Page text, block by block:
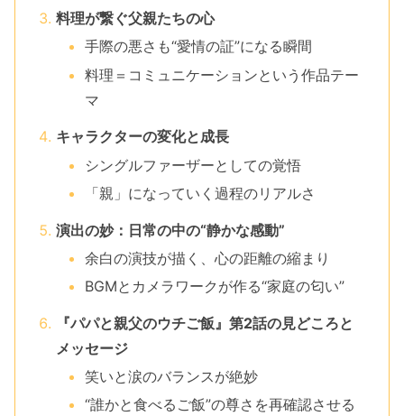
料理が繋ぐ父親たちの心
手際の悪さも“愛情の証”になる瞬間
料理＝コミュニケーションという作品テー
マ
キャラクターの変化と成長
シングルファーザーとしての覚悟
「親」になっていく過程のリアルさ
演出の妙：日常の中の“静かな感動”
余白の演技が描く、心の距離の縮まり
BGMとカメラワークが作る“家庭の匂い”
『パパと親父のウチご飯』第2話の見どころと
メッセージ
笑いと涙のバランスが絶妙
“誰かと食べるご飯”の尊さを再確認させる